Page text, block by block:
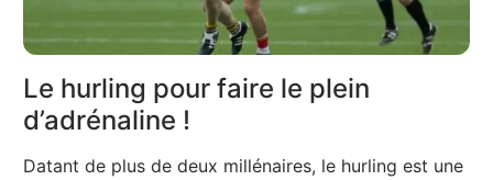
Le hurling pour faire le plein
d’adrénaline !
Datant de plus de deux millénaires, le hurling est une